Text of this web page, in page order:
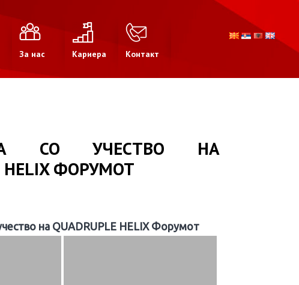
За нас Кариера Контакт
СО УЧЕСТВО НА
HELIX ФОРУМОТ
на QUADRUPLE HELIX Форумот